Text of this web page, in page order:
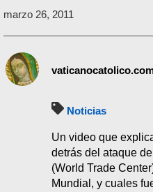
marzo 26, 2011
Noticias
Un video que
detrás del ataque
(World Trade
Mundial, y cuales